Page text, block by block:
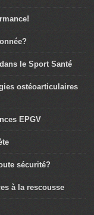
le Sport Santé
ostéoarticulaires
EPGV
sécurité?
à la rescousse